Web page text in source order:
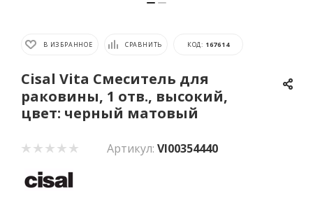
В ИЗБРАННОЕ СРАВНИТЬ КОД: 167614
Cisal Vita Смеситель для
раковины, 1 отв., высокий,
цвет: черный матовый
Артикул: VI00354440